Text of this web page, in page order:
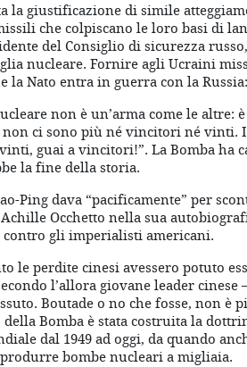
la giustificazione di simile
che colpiscano le loro basi di
del Consiglio di sicurezza
nucleare. Fornire agli Ucraini
la Nato entra in guerra con la
non è un’arma come le altre:
non ci sono più né vincitori né vinti.
guai a vincitori!”. La Bomba ha
la fine della storia.
Ping dava “pacificamente” per
Occhetto nella sua
contro gli imperialisti americani.
le perdite cinesi avessero potuto
l’allora giovane leader cinese
Boutade o no che fosse, non è
della Bomba è stata costruita la
dal 1949 ad oggi, da quando
bombe nucleari a migliaia.